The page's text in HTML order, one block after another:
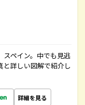
スペイン。中でも見逃
詳しい図解で紹介し
詳細を見る